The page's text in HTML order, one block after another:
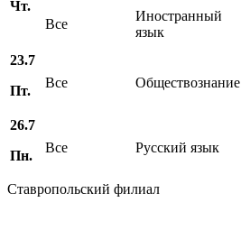
Чт.
Все
Иностранный
язык
23.7
Пт.
Все Обществознание
26.7
Пн.
Все Русский язык
Ставропольский филиал